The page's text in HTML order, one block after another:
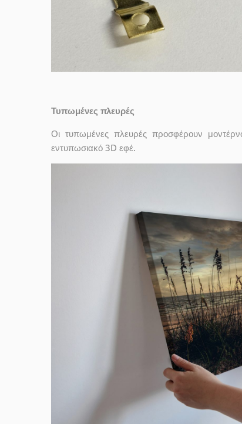
Τυπωμένες πλευρές
Οι τυπωμένες πλευρές προσφέρουν
εντυπωσιακό 3D εφέ.